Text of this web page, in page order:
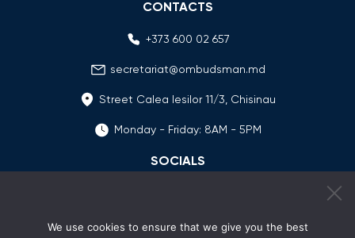
CONTACTS
+373 600 02 657
secretariat@ombudsman.md
Street Calea Iesilor 11/3, Chisinau
Monday - Friday: 8AM - 5PM
SOCIALS
We use cookies to ensure that we give you the best